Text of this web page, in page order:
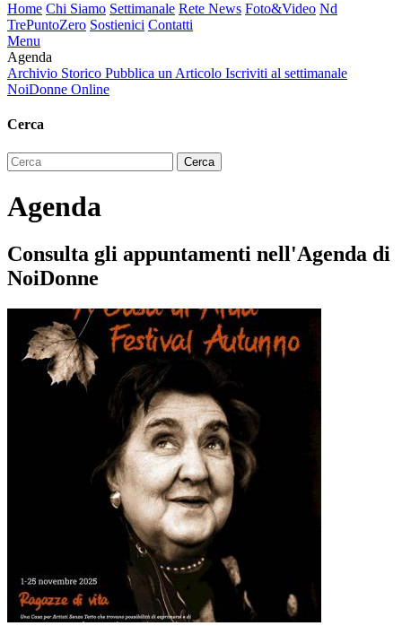
Home Chi Siamo Settimanale Rete News Foto&Video Nd
TrePuntoZero Sostienici Contatti
Menu
Agenda
Archivio Storico Pubblica un Articolo Iscriviti al settimanale
NoiDonne Online
Cerca
Agenda
Consulta gli appuntamenti nell'Agenda di
NoiDonne